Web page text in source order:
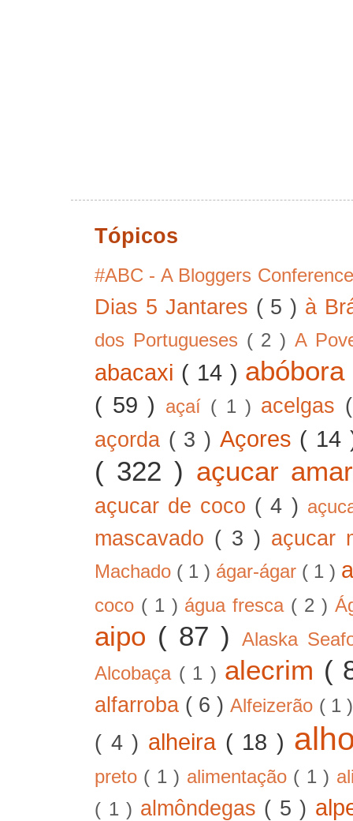
Tópicos
#ABC - A Bloggers
Dias 5 Jantares ( 5 ) à
dos Portugueses ( 2 )A
abacaxi ( 14 )
( 59 ) açaí ( 1 ) acelgas
açorda ( 3 ) Açores (
( 322 ) açucar
açucar de coco ( 4 )
mascavado ( 3 ) açucar
Machado ( 1 ) ágar-ágar ( 1 )
coco ( 1 ) água fresca ( 2 )
aipo ( 87 )
Alaska
Alcobaça ( 1 ) alecrim (
alfarroba ( 6 )Alfeizerão ( 1
( 4 ) alheira ( 18 )
preto ( 1 ) alimentação ( 1 )
( 1 ) almôndegas ( 5 )